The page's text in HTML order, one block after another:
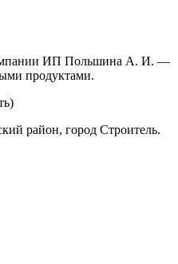
ИП Польшина А. И. —
продуктами.
район, город Строитель.